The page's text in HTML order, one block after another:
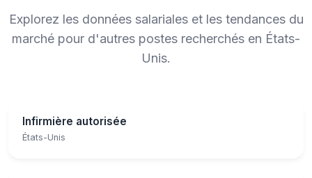
Explorez les données salariales et les tendances du
marché pour d'autres postes recherchés en États-
Unis.
Infirmière autorisée
États-Unis